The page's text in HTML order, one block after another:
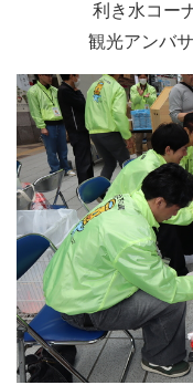
利き水コー
観光アンバ